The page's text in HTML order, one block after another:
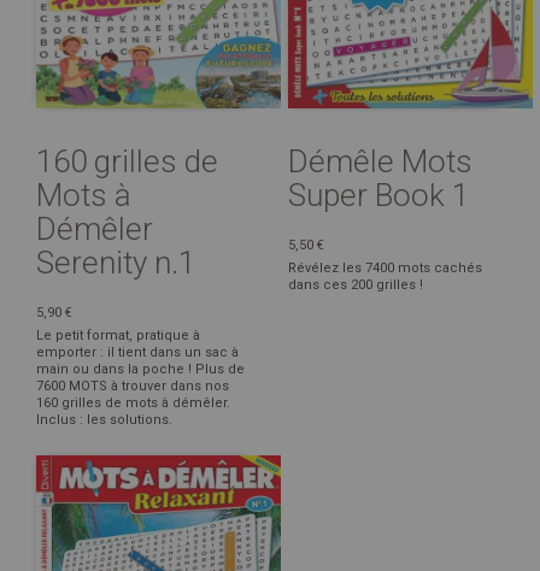
160 grilles de
Mots à
Démêler
Serenity n.1
5,90 €
Le petit format, pratique à
emporter : il tient dans un sac à
main ou dans la poche ! Plus de
7600 MOTS à trouver dans nos
160 grilles de mots à démêler.
Inclus : les solutions.
Démêle Mots
Super Book 1
5,50 €
Révélez les 7400 mots cachés
dans ces 200 grilles !